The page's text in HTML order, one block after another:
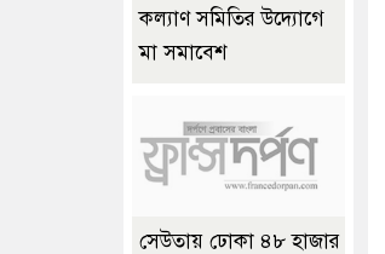
কল্যাণ সমিতির উদ্যোগে
মা সমাবেশ
সেউতায় ঢোকা ৪৮ হাজার